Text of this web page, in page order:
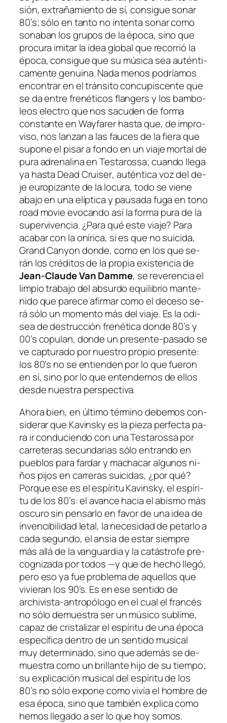
sión, ex­tra­ña­mien­to de sí, con­si­gueso­nar
80’s; só­lo en tan­to no in­ten­ta so­nar co­mo
so­na­ban los gru­pos de la épo­ca, sino que
pro­cu­ra imi­tar la idea glo­bal que re­co­rrió la
épo­ca, con­si­gue que su mú­si­ca sea au­tén­ti­
ca­men­te ge­nui­na. Nada me­nos po­dría­mos
en­con­trar en el trán­si­to con­cu­pis­cen­te que
se da en­tre fre­né­ti­cosflan­gersy los bam­bo­
leoselec­troque nos sa­cu­den de for­ma
cons­tan­te enWayfarerhas­ta que, de im­pro­
vi­so, nos lan­zan a las fau­ces de la fie­ra que
su­po­ne el pi­sar a fon­do en un via­je mor­tal de
pu­ra adre­na­li­na enTestarossa; cuan­do lle­ga
ya has­ta Dead Cruiser, au­tén­ti­ca voz del de­
je eu­ro­pi­zan­te de la lo­cu­ra, to­do se vie­ne
aba­jo en una elíp­ti­ca y pau­sa­da fu­ga en tono
road mo­vieevo­can­do así la for­ma pu­ra de la
su­per­vi­ven­cia. ¿Para qué es­te via­je? Para
aca­bar con la oní­ri­ca, si es que no sui­ci­da,
Grand Canyondon­de, co­mo en los que se­
rán los cré­di­tos de la pro­pia exis­ten­cia de
Jean-Claude Van Damme, se re­ve­ren­cia el
lim­pio tra­ba­jo del ab­sur­do equi­li­brio man­te­
ni­do que pa­re­ce afir­mar co­mo el de­ce­so se­
rá só­lo un mo­men­to más del via­je. Es la odi­
sea de des­truc­ción fre­né­ti­ca don­de 80’s y
00’s co­pu­lan, don­de un presente-pasado se
ve cap­tu­ra­do por nues­tro pro­pio pre­sen­te:
los 80’s no se en­tien­den por lo que fue­ron
en sí, sino por lo que en­ten­de­mos de ellos
des­de nues­tra perspectiva.
Ahora bien, en úl­ti­mo tér­mino de­be­mos con­
si­de­rar que Kavinsky es la pie­za per­fec­ta pa­
ra ir con­du­cien­do con unaTestarossapor
ca­rre­te­ras se­cun­da­rias só­lo en­tran­do en
pue­blos pa­ra far­dar y ma­cha­car al­gu­nos ni­
ños pi­jos en ca­rre­ras sui­ci­das, ¿por qué?
Porque ese es el es­pí­ri­tu Kavinsky, el es­pí­ri­
tu de los 80’s: el avan­ce ha­cia el abis­mo más
os­cu­ro sin pen­sar­lo en fa­vor de una idea de
in­ven­ci­bi­li­dad le­tal, la ne­ce­si­dad de pe­tar­lo a
ca­da se­gun­do, el an­sia de es­tar siem­pre
más allá de la van­guar­dia y la ca­tás­tro­fe pre­
cog­ni­za­da por to­dos —y que de he­cho lle­gó,
pe­ro eso ya fue pro­ble­ma de aque­llos que
vi­vie­ran los 90’s. Es en ese sen­ti­do de
archivista-antropólogo en el cual el fran­cés
no só­lo de­mues­tra ser un mú­si­co su­bli­me,
ca­paz de cris­ta­li­zar el es­pí­ri­tu de una épo­ca
es­pe­cí­fi­ca den­tro de un sen­ti­do mu­si­cal
muy de­ter­mi­na­do, sino que ade­más se de­
mues­tra co­mo un bri­llan­te hi­jo de su tiem­po;
su ex­pli­ca­ción mu­si­cal del es­pí­ri­tu de los
80’s no só­lo ex­po­ne co­mo vi­vía el hom­bre de
esa épo­ca, sino que tam­bién ex­pli­ca co­mo
he­mos lle­ga­do a ser lo que hoy somos.